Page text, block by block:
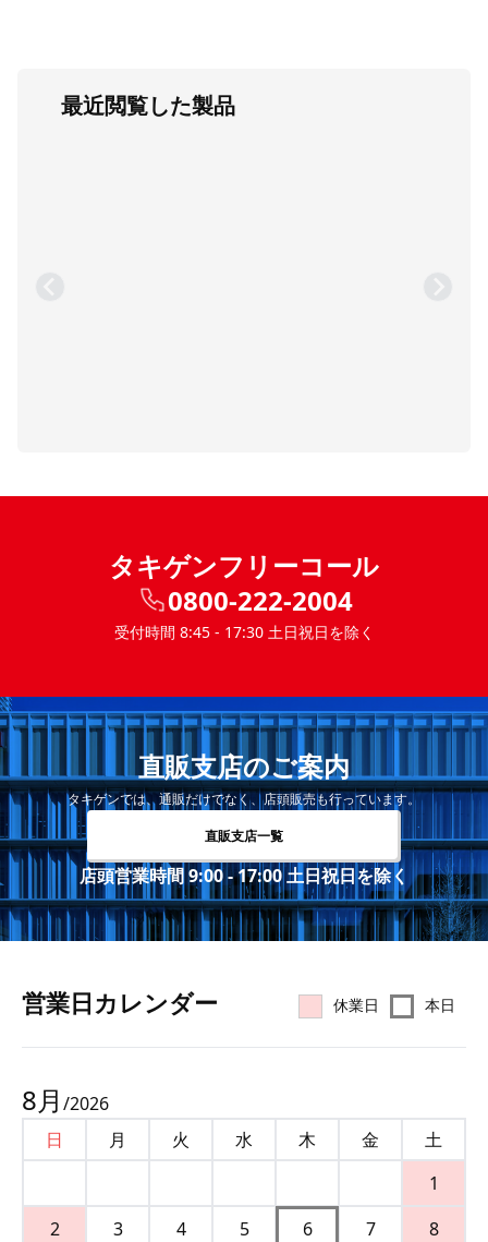
最近閲覧した製品
タキゲンフリーコール
0800-222-2004
受付時間 8:45 - 17:30 土日祝日を除く
直販支店のご案内
タキゲンでは、通販だけでなく、店頭販売も行っています。
直販支店一覧
店頭営業時間 9:00 - 17:00 土日祝日を除く
営業⽇カレンダー 休業日 本日
8月 /2026
日
月 火 水 木 金
土
1
2
3 4 5 6 7
8